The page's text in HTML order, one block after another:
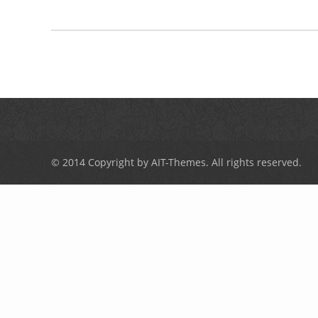
© 2014 Copyright by AIT-Themes. All rights reserved.